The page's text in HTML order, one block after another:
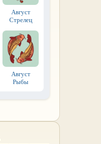
Август
Стрелец
Август
Рыбы